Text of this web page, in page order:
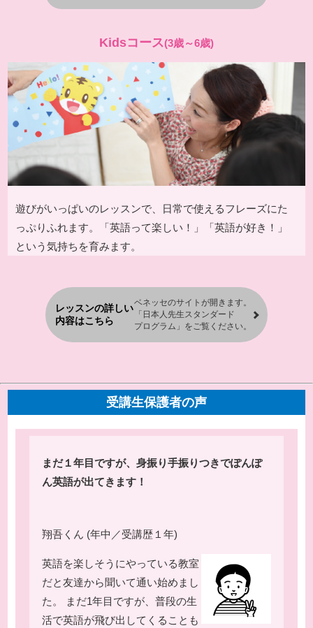
Kidsコース(3歳～6歳)
遊びがいっぱいのレッスンで、日常で使えるフレーズにた
っぷりふれます。「英語って楽しい！」「英語が好き！」
という気持ちを育みます。
レッスンの詳しい
内容はこちら
ベネッセのサイトが開きます。
「日本人先生スタンダード
プログラム」をご覧ください。
受講生保護者の声
まだ１年目ですが、身振り手振りつきでぽんぽ
ん英語が出てきます！
翔吾くん (年中／受講歴１年)
英語を楽しそうにやっている教室
だと友達から聞いて通い始めまし
た。 まだ1年目ですが、普段の生
活で英語が飛び出してくることも